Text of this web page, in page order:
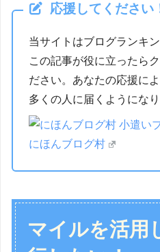
応援してください
当サイトはブログランキ
この記事が役に立ったら
ださい。あなたの応援に
多くの人に届くようになり
にほんブログ村
マイルを活用